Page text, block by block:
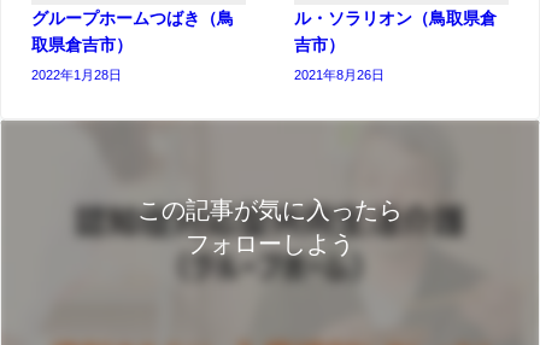
グループホームつばき（鳥
取県倉吉市）
2022年1月28日
ル・ソラリオン（鳥取県倉
吉市）
2021年8月26日
この記事が気に入ったら
フォローしよう